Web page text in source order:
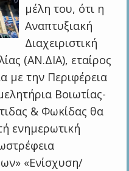
μέλη του, ότι η
Αναπτυξιακή
Διαχειριστική
(ΑΝ.ΔΙΑ), εταίρος
με την Περιφέρεια
Βοιωτίας-
& Φωκίδας θα
ενημερωτική
«Ενίσχυση/